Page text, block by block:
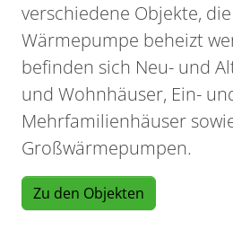
verschiedene Objekte,
Wärmepumpe beheizt
befinden sich Neu- und
und Wohnhäuser, Ein-
Mehrfamilienhäuser
Großwärmepumpen.
Zu den Objekten